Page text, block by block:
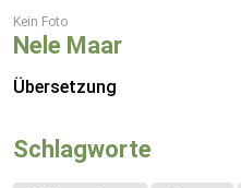
Kein Foto
Nele Maar
Übersetzung
Schlagworte